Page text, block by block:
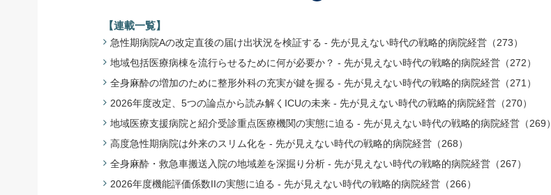
【連載一覧】
急性期病院Aの改定直後の届け出状況を検証する - 先が見えない時代の戦略的病院経営（273）
地域包括医療病棟を流行らせるために何が必要か？ - 先が見えない時代の戦略的病院経営（272）
全身麻酔の増加のために整形外科の充実が鍵を握る - 先が見えない時代の戦略的病院経営（271）
2026年度改定、5つの論点から読み解くICUの未来 - 先が見えない時代の戦略的病院経営（270）
地域医療支援病院と紹介受診重点医療機関の実態に迫る - 先が見えない時代の戦略的病院経営（269）
高度急性期病院は外来のスリム化を - 先が見えない時代の戦略的病院経営（268）
全身麻酔・救急車搬送入院の地域差を深掘り分析 - 先が見えない時代の戦略的病院経営（267）
2026年度機能評価係数IIの実態に迫る - 先が見えない時代の戦略的病院経営（266）